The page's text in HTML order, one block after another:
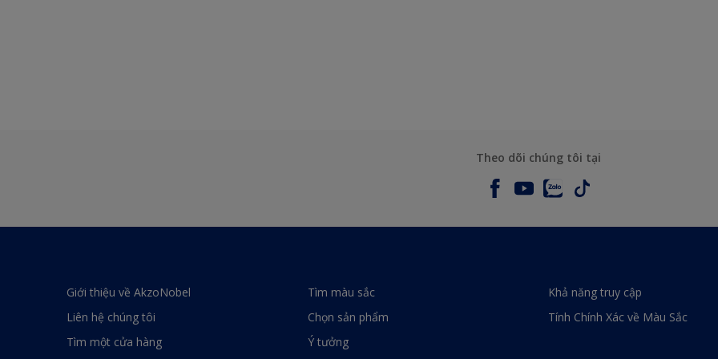
Theo dõi chúng tôi tại
Giới thiệu về AkzoNobel
Liên hệ chúng tôi
Tìm một cửa hàng
Tìm màu sắc
Chọn sản phẩm
Ý tưởng
Khả năng truy cập
Tính Chính Xác về Màu Sắc